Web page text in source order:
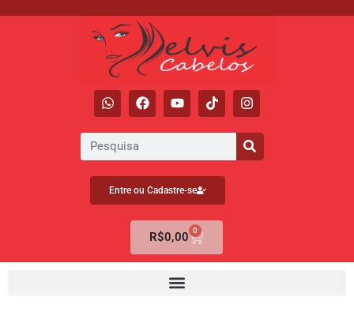
Entre ou Cadastre-se
R$0,00 0